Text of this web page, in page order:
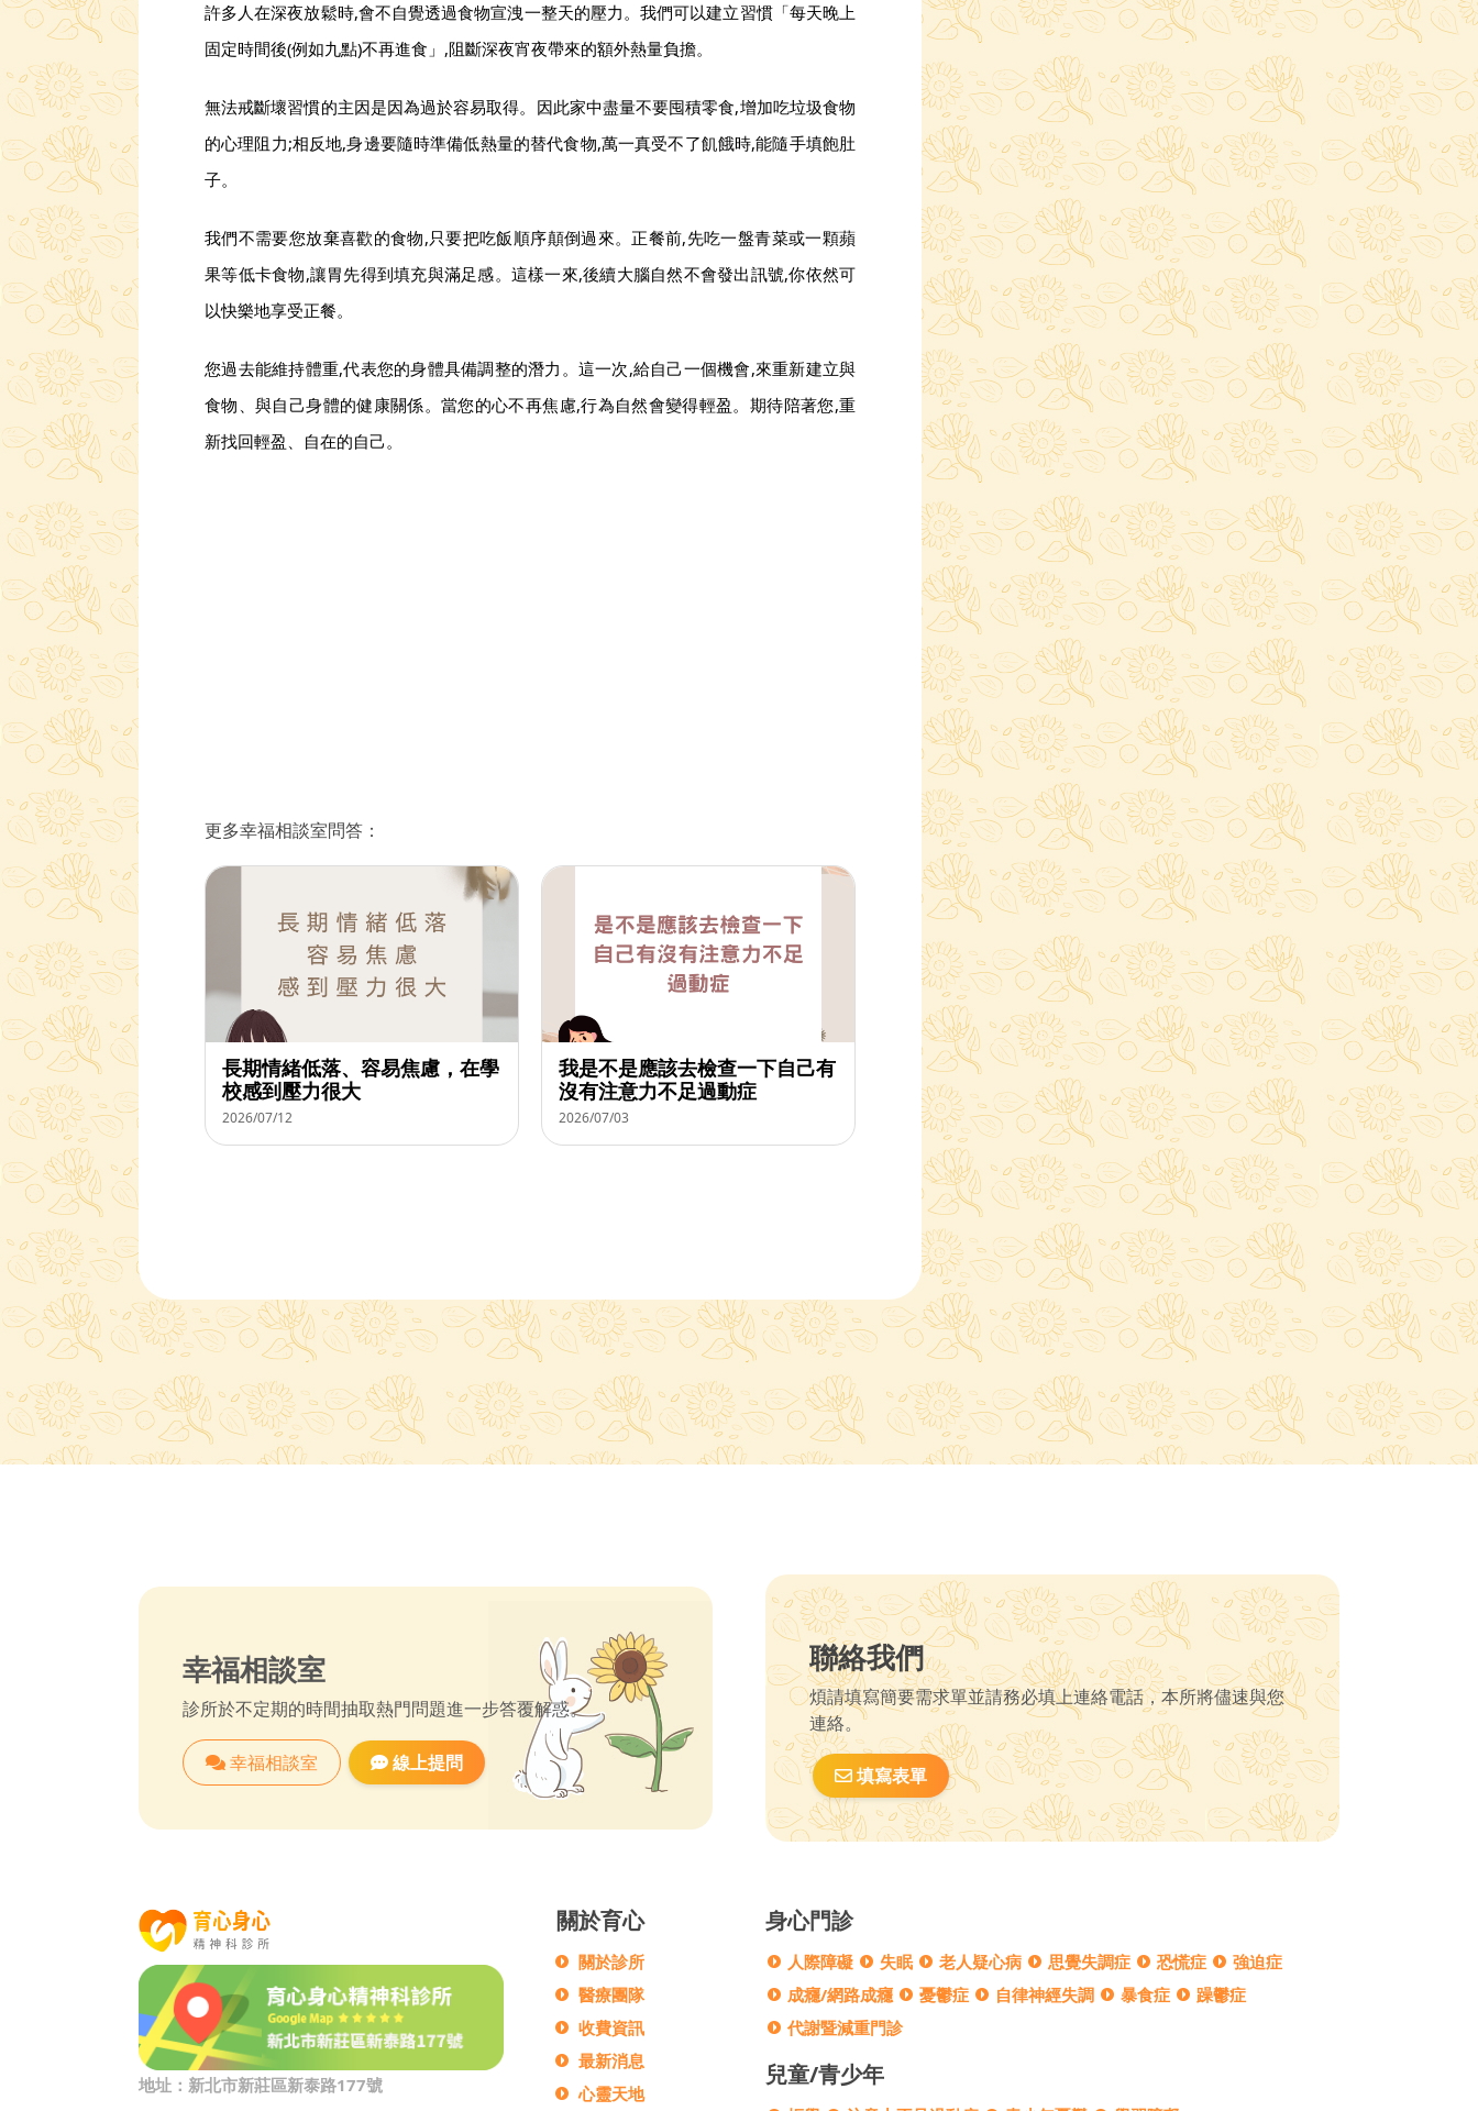
許多人在深夜放鬆時,會不自覺透過食物宣洩一整天的壓力。我們可以建立習慣「每天晚上
固定時間後(例如九點)不再進食」,阻斷深夜宵夜帶來的額外熱量負擔。
無法戒斷壞習慣的主因是因為過於容易取得。因此家中盡量不要囤積零食,增加吃垃圾食物
的心理阻力;相反地,身邊要隨時準備低熱量的替代食物,萬一真受不了飢餓時,能隨手填飽肚
子。
我們不需要您放棄喜歡的食物,只要把吃飯順序顛倒過來。正餐前,先吃一盤青菜或一顆蘋
果等低卡食物,讓胃先得到填充與滿足感。這樣一來,後續大腦自然不會發出訊號,你依然可
以快樂地享受正餐。
您過去能維持體重,代表您的身體具備調整的潛力。這一次,給自己一個機會,來重新建立與
食物、與自己身體的健康關係。當您的心不再焦慮,行為自然會變得輕盈。期待陪著您,重
新找回輕盈、自在的自己。
更多幸福相談室問答：
長期情緒低落、容易焦慮，在學
校感到壓力很大
2026/07/12
我是不是應該去檢查一下自己有
沒有注意力不足過動症
2026/07/03
幸福相談室
診所於不定期的時間抽取熱門問題進一步答覆解惑。
幸福相談室 線上提問
聯絡我們
煩請填寫簡要需求單並請務必填上連絡電話，本所將儘速與您
連絡。
填寫表單
地址：新北市新莊區新泰路177號
關於育心
關於診所
醫療團隊
收費資訊
最新消息
心靈天地
身心門診
人際障礙 失眠 老人疑心病 思覺失調症 恐慌症
強迫症
成癮/網路成癮
憂鬱症 自律神經失調 暴食症
躁鬱症
代謝暨減重門診
兒童/青少年